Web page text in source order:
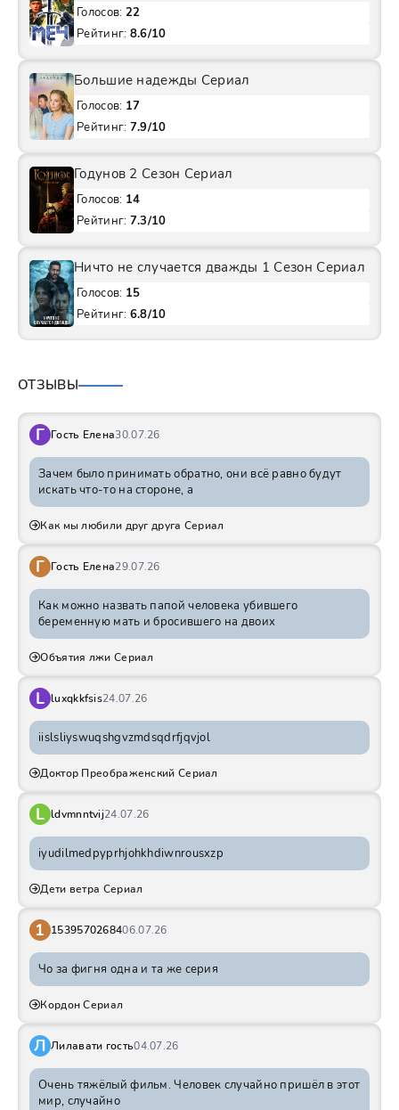
Голосов: 22
Рейтинг: 8.6/10
Большие надежды Сериал
Голосов: 17
Рейтинг: 7.9/10
Годунов 2 Сезон Сериал
Голосов: 14
Рейтинг: 7.3/10
Ничто не случается дважды 1 Сезон Сериал
Голосов: 15
Рейтинг: 6.8/10
ОТЗЫВЫ
Г Гость Елена30.07.26
Зачем было принимать обратно, они всё равно будут
искать что-то на стороне, а
Как мы любили друг друга Сериал
Г Гость Елена29.07.26
Как можно назвать папой человека убившего
беременную мать и бросившего на двоих
Объятия лжи Сериал
L luxqkkfsis24.07.26
iislsliyswuqshgvzmdsqdrfjqvjol
Доктор Преображенский Сериал
L ldvmnntvij24.07.26
iyudilmedpyprhjohkhdiwnrousxzp
Дети ветра Сериал
1 1539570268406.07.26
Чо за фигня одна и та же серия
Кордон Сериал
Л Лилавати гость04.07.26
Очень тяжёлый фильм. Человек случайно пришёл в этот
мир, случайно